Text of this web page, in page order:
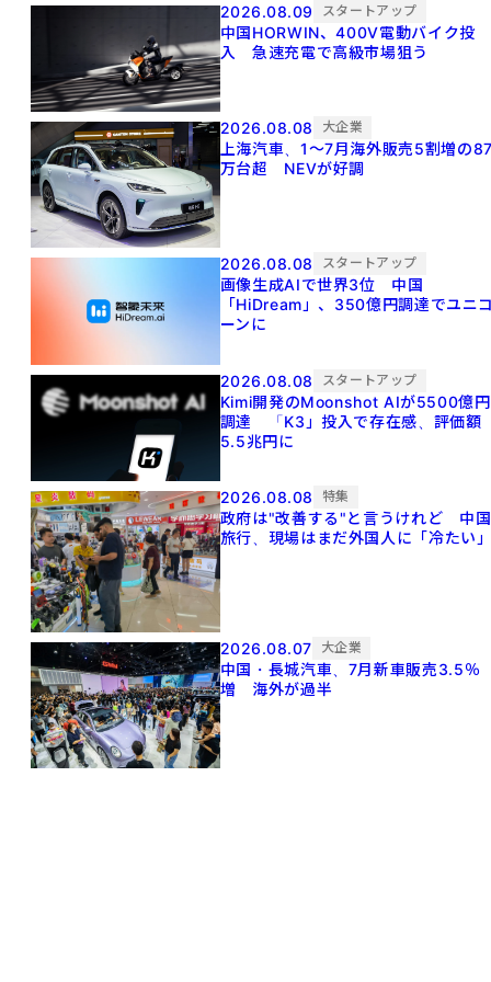
2026.08.09 スタートアップ
中国HORWIN、400V電動バイク投
入 急速充電で高級市場狙う
2026.08.08 大企業
上海汽車、1～7月海外販売5割増の
万台超 NEVが好調
2026.08.08 スタートアップ
画像生成AIで世界3位 中国
「HiDream」、350億円調達でユニ
ーンに
2026.08.08 スタートアップ
Kimi開発のMoonshot AIが5500億円
調達 「K3」投入で存在感、評価額
5.5兆円に
2026.08.08 特集
政府は"改善する"と言うけれど 中国
旅行、現場はまだ外国人に「冷たい
2026.08.07 大企業
中国・長城汽車、7月新車販売3.5％
増 海外が過半